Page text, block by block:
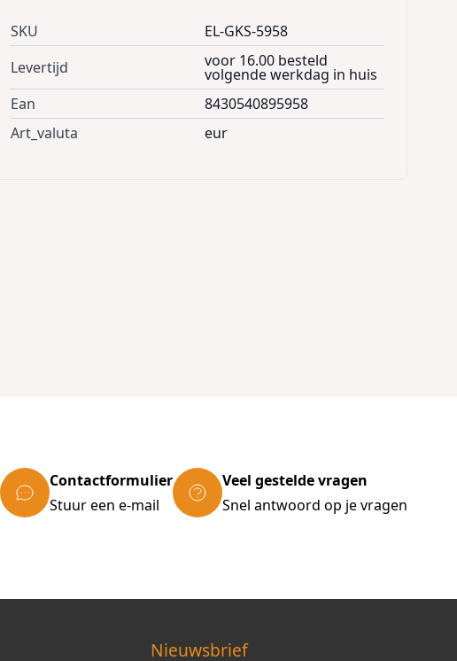
SKU
EL-GKS-5958
Levertijd
voor 16.00 besteld
volgende werkdag in huis
Ean
8430540895958
Art_valuta
eur
Contactformulier
Stuur een e-mail
Veel gestelde vragen
Snel antwoord op je vragen
Nieuwsbrief